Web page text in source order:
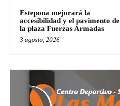
Estepona mejorará la
accesibilidad y el pavimento de
la plaza Fuerzas Armadas
3 agosto, 2026